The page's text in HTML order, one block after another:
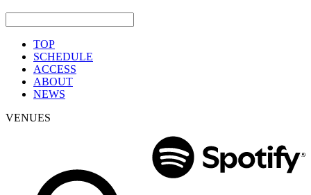
TOP
SCHEDULE
ACCESS
ABOUT
NEWS
VENUES